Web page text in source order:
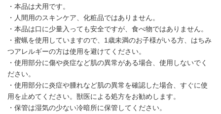
・本品は犬用です。
・人間用のスキンケア、化粧品ではありません。
・本品は口に少量入っても安全ですが、食べ物ではありません。
・蜜蝋を使用していますので、1歳未満のお子様がいる方、はちみ
つアレルギーの方は使用を避けてください。
・使用部分に傷や炎症など肌の異常がある場合、使用しないでく
ださい。
・使用部分に炎症や腫れなど肌の異常を確認した場合、すぐに使
用を止めてください。獣医による処方をお勧めします。
・保管は湿気の少ない冷暗所に保管してください。